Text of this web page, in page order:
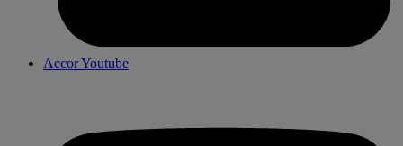
Accor Youtube